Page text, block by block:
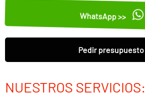
WhatsApp >>
Pedir presupuesto
NUESTROS SERVICIOS: